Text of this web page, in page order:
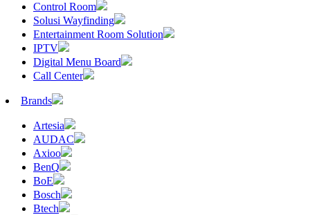
Control Room
Solusi Wayfinding
Entertainment Room Solution
IPTV
Digital Menu Board
Call Center
Brands
Artesia
AUDAC
Axioo
BenQ
BoE
Bosch
Btech